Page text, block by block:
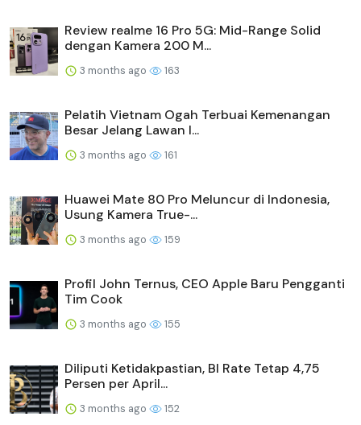
Review realme 16 Pro 5G: Mid-Range Solid
dengan Kamera 200 M...
3 months ago 163
Pelatih Vietnam Ogah Terbuai Kemenangan
Besar Jelang Lawan I...
3 months ago 161
Huawei Mate 80 Pro Meluncur di Indonesia,
Usung Kamera True-...
3 months ago 159
Profil John Ternus, CEO Apple Baru Pengganti
Tim Cook
3 months ago 155
Diliputi Ketidakpastian, BI Rate Tetap 4,75
Persen per April...
3 months ago 152